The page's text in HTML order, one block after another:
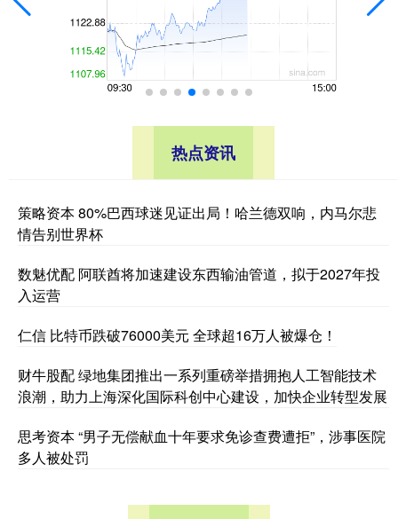
热点资讯
策略资本 80%巴西球迷见证出局！哈兰德双响，内马尔悲
情告别世界杯
数魅优配 阿联酋将加速建设东西输油管道，拟于2027年投
入运营
仁信 比特币跌破76000美元 全球超16万人被爆仓！
财牛股配 绿地集团推出一系列重磅举措拥抱人工智能技术
浪潮，助力上海深化国际科创中心建设，加快企业转型发展
思考资本 “男子无偿献血十年要求免诊查费遭拒”，涉事医院
多人被处罚